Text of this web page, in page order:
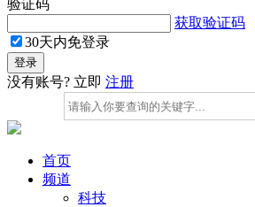
验证码
获取验证码
30天内免登录
没有账号? 立即 注册
首页
频道
科技